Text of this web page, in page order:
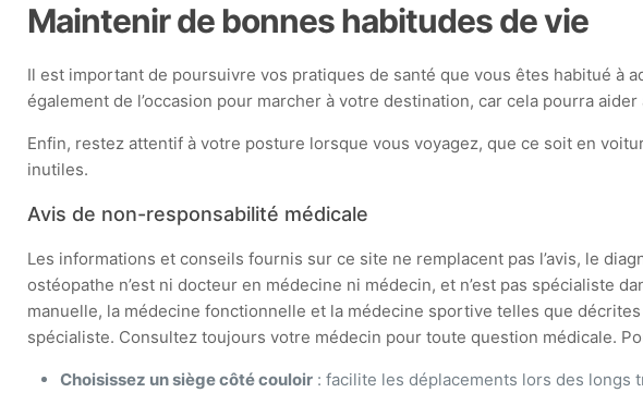
Maintenir de bonnes habitudes de vie
Il est important de poursuivre vos pratiques de santé que vous êtes habitué à
également de l’occasion pour marcher à votre destination, car cela pourra
Enfin, restez attentif à votre posture lorsque vous voyagez, que ce soit en
inutiles.
Avis de non-responsabilité médicale
Les informations et conseils fournis sur ce site ne remplacent pas l’avis, le
ostéopathe n’est ni docteur en médecine ni médecin, et n’est pas spécialiste
manuelle, la médecine fonctionnelle et la médecine sportive telles que
spécialiste. Consultez toujours votre médecin pour toute question médicale.
Choisissez un siège côté couloir : facilite les déplacements lors des longs